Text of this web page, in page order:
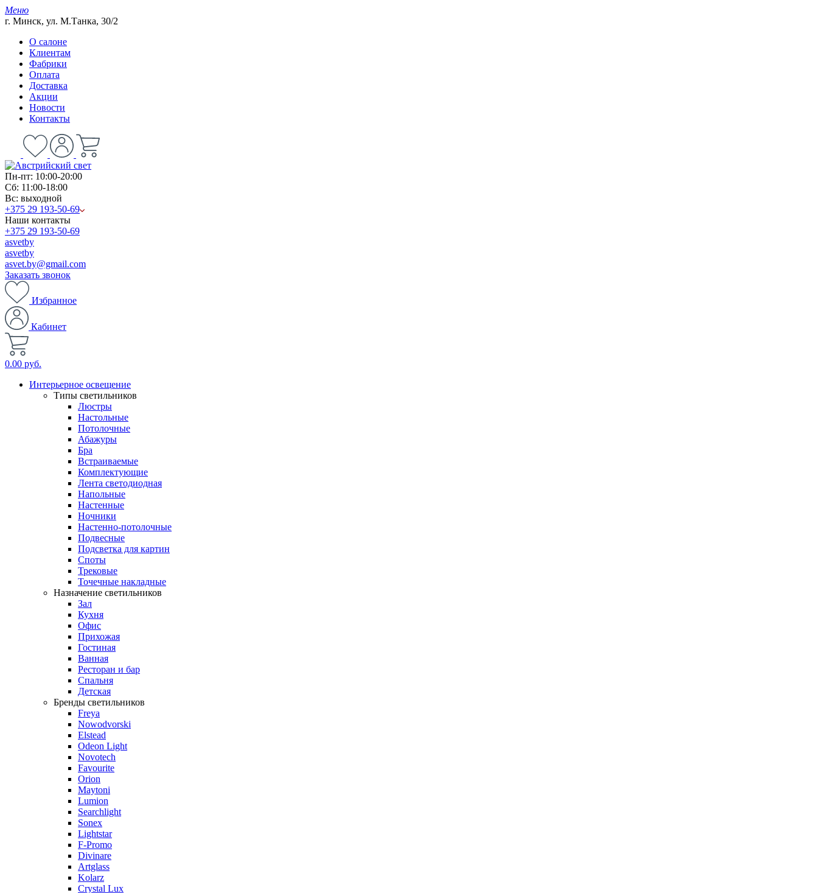
Меню
г. Минск, ул. М.Танка, 30/2
О салоне
Клиентам
Фабрики
Оплата
Доставка
Акции
Новости
Контакты
Пн-пт: 10:00-20:00
Сб: 11:00-18:00
Вс: выходной
+375 29 193-50-69
Наши контакты
+375 29 193-50-69
asvetby
asvetby
asvet.by@gmail.com
Заказать звонок
Избранное
Кабинет
0.00 руб.
Интерьерное освещение
Типы светильников
Люстры
Настольные
Потолочные
Абажуры
Бра
Встраиваемые
Комплектующие
Лента светодиодная
Напольные
Настенные
Ночники
Настенно-потолочные
Подвесные
Подсветка для картин
Споты
Трековые
Точечные накладные
Назначение светильников
Зал
Кухня
Офис
Прихожая
Гостиная
Ванная
Ресторан и бар
Спальня
Детская
Бренды светильников
Freya
Nowodvorski
Elstead
Odeon Light
Novotech
Favourite
Orion
Maytoni
Lumion
Searchlight
Sonex
Lightstar
F-Promo
Divinare
Artglass
Kolarz
Crystal Lux